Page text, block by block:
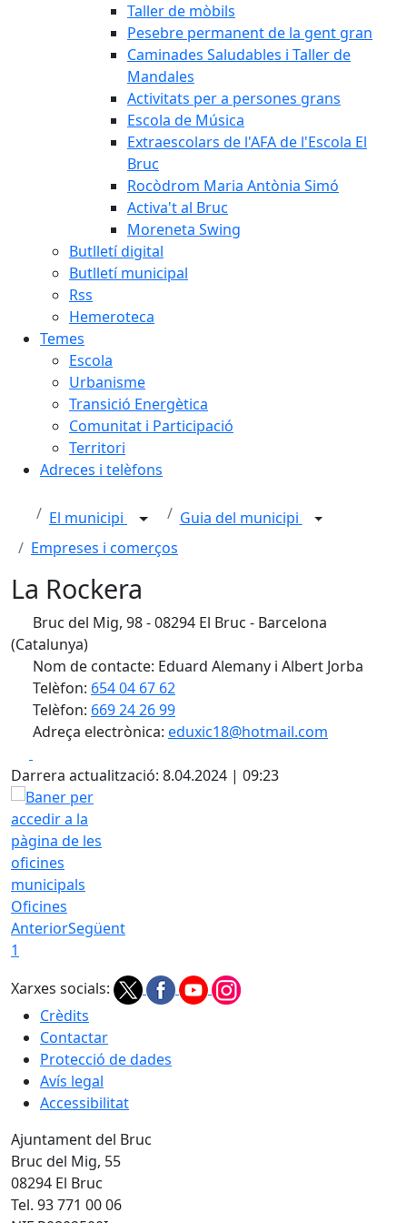
Taller de mòbils
Pesebre permanent de la gent gran
Caminades Saludables i Taller de
Mandales
Activitats per a persones grans
Escola de Música
Extraescolars de l'AFA de l'Escola El
Bruc
Rocòdrom Maria Antònia Simó
Activa't al Bruc
Moreneta Swing
Butlletí digital
Butlletí municipal
Rss
Hemeroteca
Temes
Escola
Urbanisme
Transició Energètica
Comunitat i Participació
Territori
Adreces i telèfons
El municipi
Guia del municipi
Empreses i comerços
La Rockera
Bruc del Mig, 98 - 08294 El Bruc - Barcelona
(Catalunya)
Nom de contacte: Eduard Alemany i Albert Jorba
Telèfon: 654 04 67 62
Telèfon: 669 24 26 99
Adreça electrònica: eduxic18@hotmail.com
Darrera actualització: 8.04.2024 | 09:23
Oficines
AnteriorSegüent
1
Xarxes socials:
Crèdits
Contactar
Protecció de dades
Avís legal
Accessibilitat
Ajuntament del Bruc
Bruc del Mig, 55
08294 El Bruc
Tel. 93 771 00 06